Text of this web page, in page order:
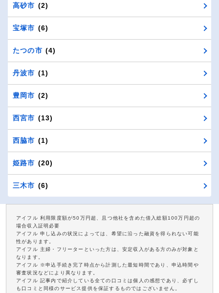
高砂市 (2)
宝塚市 (6)
たつの市 (4)
丹波市 (1)
豊岡市 (2)
西宮市 (13)
西脇市 (1)
姫路市 (20)
三木市 (6)
アイフル 利用限度額が50万円超、且つ他社を含めた借入総額100万円超の
場合収入証明必要
アイフル 申し込みの状況によっては、希望に沿った融資を得られない可能
性があります。
アイフル 主婦・フリーターといった方は、安定収入がある方のみが対象と
なります。
アイフル ※申込手続き完了時点から計測した最短時間であり、申込時間や
審査状況などにより異なります。
アイフル 記事内で紹介している全ての口コミは個人の感想であり、必ずし
も口コミと同様のサービス提供を保証するものではございません。